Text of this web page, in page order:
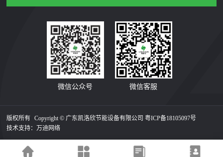
微信公众号 微信客服
版权所有 Copyright © 广东凯洛欣节能设备有限公司粤ICP备18105097号
技术支持：万迪网络